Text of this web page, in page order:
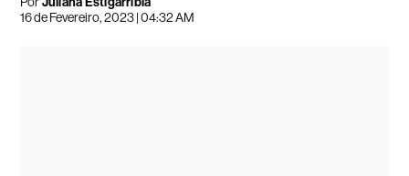
16 de Fevereiro, 2023 | 04:32 AM